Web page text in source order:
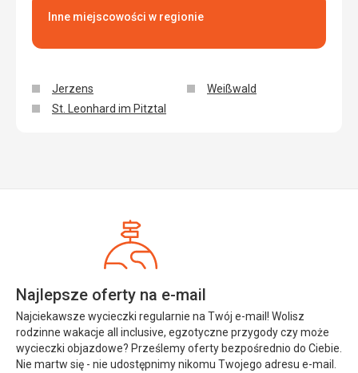
Inne miejscowości w regionie
Jerzens
St. Leonhard im Pitztal
Weißwald
Najlepsze oferty na e-mail
Najciekawsze wycieczki regularnie na Twój e-mail! Wolisz
rodzinne wakacje all inclusive, egzotyczne przygody czy może
wycieczki objazdowe? Prześlemy oferty bezpośrednio do Ciebie.
Nie martw się - nie udostępnimy nikomu Twojego adresu e-mail.